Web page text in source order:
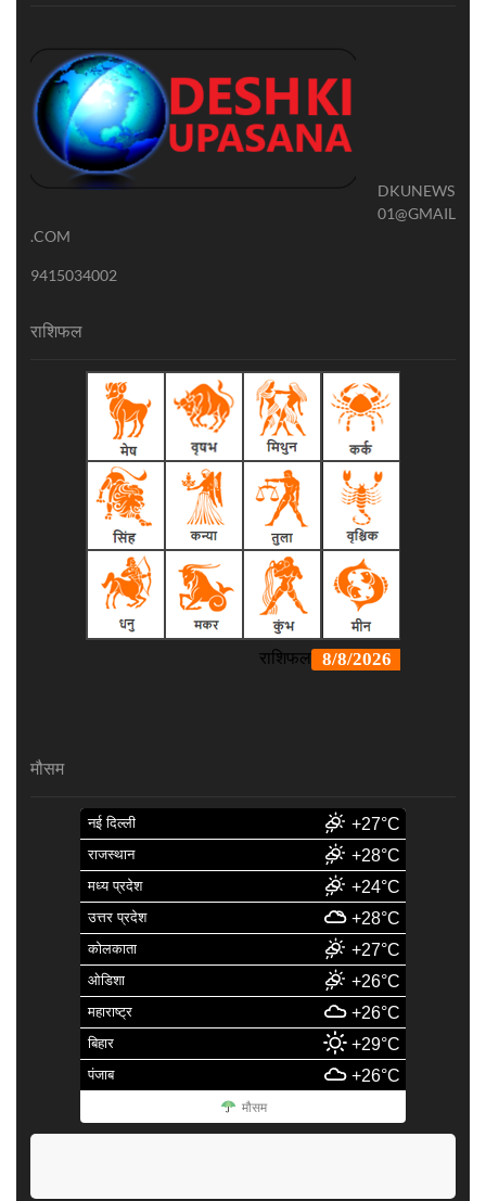
DKUNEWS
01@GMAIL
.COM
9415034002
राशिफल
मौसम
नई दिल्ली +27°C
राजस्थान +28°C
मध्य प्रदेश +24°C
उत्तर प्रदेश +28°C
कोलकाता +27°C
ओडिशा +26°C
महाराष्ट्र +26°C
बिहार +29°C
पंजाब +26°C
मौसम